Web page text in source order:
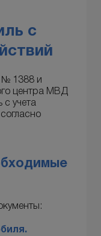
с
№ 1388 и
центра МВД
учета